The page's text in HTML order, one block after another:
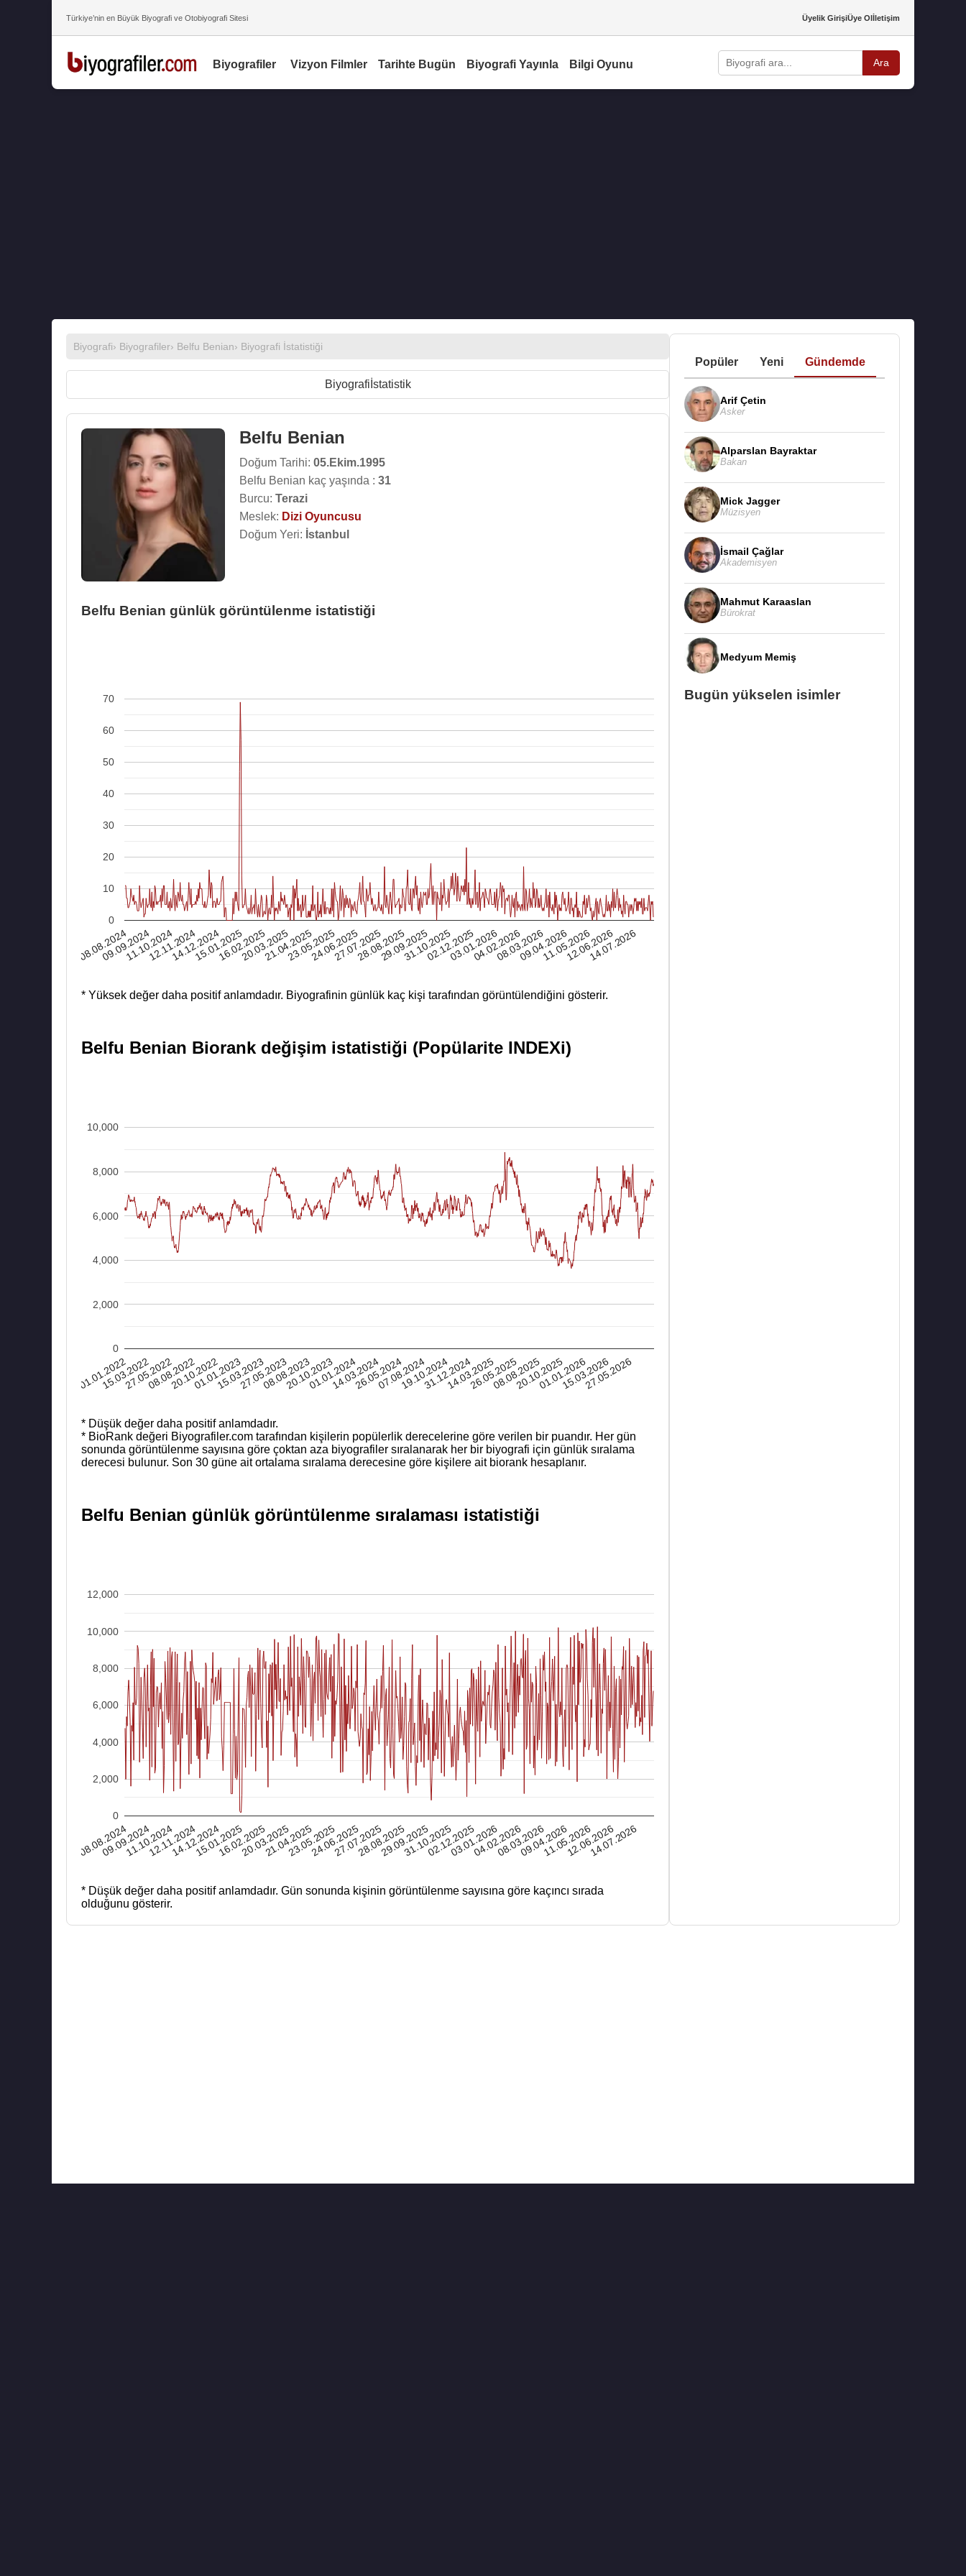
Türkiye’nin en Büyük Biyografi ve Otobiyografi Sitesi Üyelik GirişiÜye Olİletişim
Biyografiler Vizyon Filmler Tarihte Bugün Biyografi Yayınla Bilgi Oyunu Ara
Biyografi› Biyografiler› Belfu Benian› Biyografi İstatistiği
Biyografi İstatistik
Belfu Benian
Doğum Tarihi: 05.Ekim.1995
Belfu Benian kaç yaşında : 31
Burcu: Terazi
Meslek: Dizi Oyuncusu
Doğum Yeri: İstanbul
Belfu Benian günlük görüntülenme istatistiği
08.08.2024
09.09.2024
11.10.2024
12.11.2024
14.12.2024
15.01.2025
16.02.2025
20.03.2025
21.04.2025
23.05.2025
24.06.2025
27.07.2025
28.08.2025
29.09.2025
31.10.2025
02.12.2025
03.01.2026
04.02.2026
08.03.2026
09.04.2026
11.05.2026
12.06.2026
14.07.2026
0
10
20
30
40
50
60
70
* Yüksek değer daha positif anlamdadır. Biyografinin günlük kaç kişi tarafından görüntülendiğini gösterir.
Belfu Benian Biorank değişim istatistiği (Popülarite INDEXi)
01.01.2022
15.03.2022
27.05.2022
08.08.2022
20.10.2022
01.01.2023
15.03.2023
27.05.2023
08.08.2023
20.10.2023
01.01.2024
14.03.2024
26.05.2024
07.08.2024
19.10.2024
31.12.2024
14.03.2025
26.05.2025
08.08.2025
20.10.2025
01.01.2026
15.03.2026
27.05.2026
0
2,000
4,000
6,000
8,000
10,000
* Düşük değer daha positif anlamdadır.
* BioRank değeri Biyografiler.com tarafından kişilerin popülerlik derecelerine göre verilen bir puandır. Her gün
sonunda görüntülenme sayısına göre çoktan aza biyografiler sıralanarak her bir biyografi için günlük sıralama
derecesi bulunur. Son 30 güne ait ortalama sıralama derecesine göre kişilere ait biorank hesaplanır.
Belfu Benian günlük görüntülenme sıralaması istatistiği
08.08.2024
09.09.2024
11.10.2024
12.11.2024
14.12.2024
15.01.2025
16.02.2025
20.03.2025
21.04.2025
23.05.2025
24.06.2025
27.07.2025
28.08.2025
29.09.2025
31.10.2025
02.12.2025
03.01.2026
04.02.2026
08.03.2026
09.04.2026
11.05.2026
12.06.2026
14.07.2026
0
2,000
4,000
6,000
8,000
10,000
12,000
* Düşük değer daha positif anlamdadır. Gün sonunda kişinin görüntülenme sayısına göre kaçıncı sırada
olduğunu gösterir.
Popüler Yeni Gündemde
Arif Çetin
Asker
Alparslan Bayraktar
Bakan
Mick Jagger
Müzisyen
İsmail Çağlar
Akademisyen
Mahmut Karaaslan
Bürokrat
Medyum Memiş
Bugün yükselen isimler